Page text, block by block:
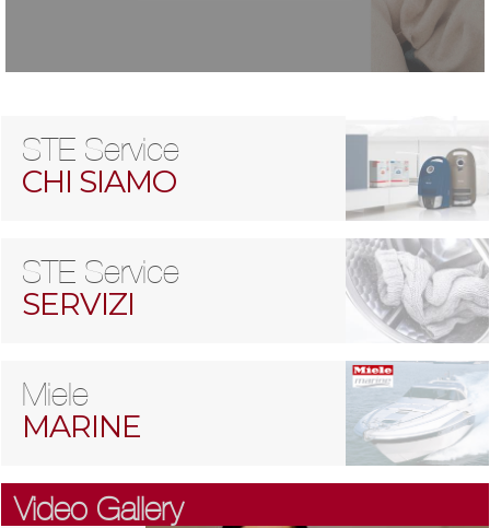
STE Service
CHI SIAMO
STE Service
SERVIZI
Miele
MARINE
Video Gallery